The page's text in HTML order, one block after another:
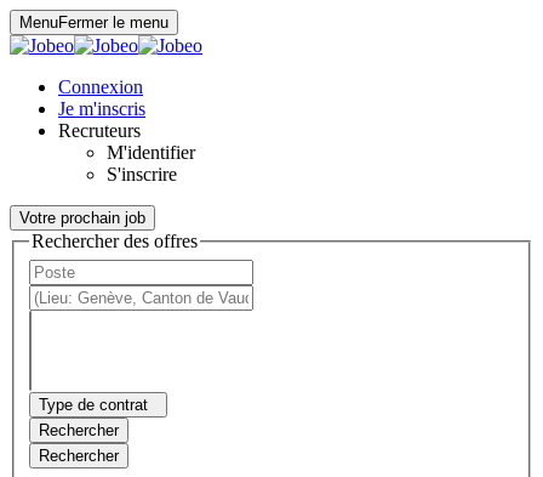
MenuFermer le menu
Connexion
Je m'inscris
Recruteurs
M'identifier
S'inscrire
Votre prochain job
Rechercher des offres
Type de contrat
Rechercher
Rechercher
Panneau de gestion des cookies